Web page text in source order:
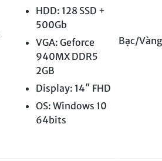
HDD: 128 SSD +
500Gb
VGA: Geforce
940MX DDR5
2GB
Display: 14″ FHD
OS: Windows 10
64bits
Bạc/Vàng